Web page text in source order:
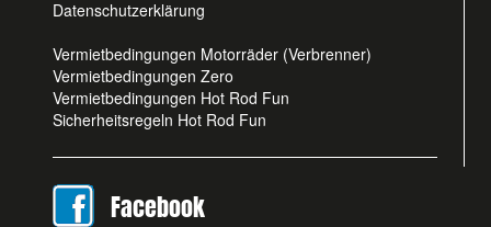
Datenschutzerklärung
Vermietbedingungen Motorräder (Verbrenner)
Vermietbedingungen Zero
Vermietbedingungen Hot Rod Fun
Sicherheitsregeln Hot Rod Fun
Facebook